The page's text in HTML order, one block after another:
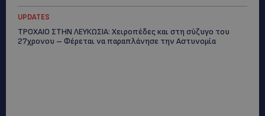
UPDATES
ΤΡΟΧΑΙΟ ΣΤΗΝ ΛΕΥΚΩΣΙΑ: Χειροπέδες και στη σύζυγο του
27χρονου – Φέρεται να παραπλάνησε την Αστυνομία